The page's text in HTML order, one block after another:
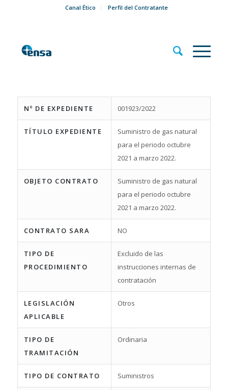
Canal Ético Perfil del Contratante
Nº DE EXPEDIENTE 001923/2022
TÍTULO EXPEDIENTE
Suministro de gas natural
para el periodo octubre
2021 a marzo 2022.
OBJETO CONTRATO
Suministro de gas natural
para el periodo octubre
2021 a marzo 2022.
CONTRATO SARA NO
TIPO DE
PROCEDIMIENTO
Excluido de las
instrucciones internas de
contratación
LEGISLACIÓN
APLICABLE
Otros
TIPO DE
TRAMITACIÓN
Ordinaria
TIPO DE CONTRATO Suministros